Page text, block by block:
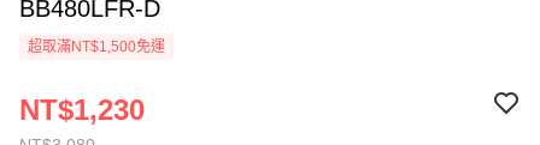
BB480LFR-D
超取滿NT$1,500免運
NT$1,230